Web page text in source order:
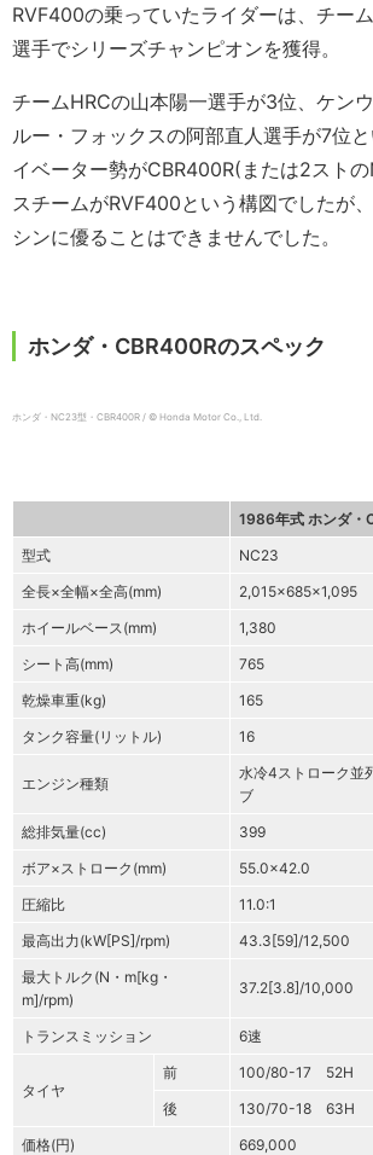
RVF400の乗っていたライダーは、チー
選手でシリーズチャンピオンを獲得。
チームHRCの山本陽一選手が3位、ケン
ルー・フォックスの阿部直人選手が7位
イベーター勢がCBR400R(または2スト
スチームがRVF400という構図でしたが
シンに優ることはできませんでした。
ホンダ・CBR400Rのスペック
ホンダ・NC23型・CBR400R / © Honda Motor Co., Ltd.
1986年式 ホンダ・
型式
NC23
全長×全幅×全高(mm)
2,015×685×1,095
ホイールベース(mm)
1,380
シート高(mm)
765
乾燥車重(kg)
165
タンク容量(リットル)
16
エンジン種類
水冷4ストローク並
ブ
総排気量(cc)
399
ボア×ストローク(mm)
55.0×42.0
圧縮比
11.0:1
最高出力(kW[PS]/rpm)
43.3[59]/12,500
最大トルク(N・m[kg・
m]/rpm)
37.2[3.8]/10,000
トランスミッション 6速
タイヤ
前
100/80-17 52H
後
130/70-18 63H
価格(円)
669,000